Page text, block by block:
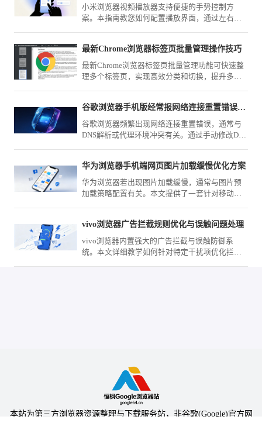
小米浏览器视频播放器支持便捷的手势控制方
案。本指南教您如何配置播放界面，通过左右滑
果。
最新Chrome浏览器标签页批量管理操作技巧
最新Chrome浏览器标签页批量管理功能可快速整
理多个标签页，实现高效分类和切换，提升多任
谷歌浏览器手机版经常报网络连接重置错误到底怎么改机
谷歌浏览器频繁出现网络连接重置错误，通常与
DNS解析或代理环境冲突有关。通过手动修改DNS
华为浏览器手机端网页图片加载缓慢优化方案
华为浏览器若出现图片加载缓慢，通常与图片预
加载策略配置有关。本文提供了一套针对移动网
vivo浏览器广告拦截规则优化与误触问题处理
vivo浏览器内置强大的广告拦截与误触防御系
统。本文详细教学如何针对特定干扰项优化拦截
本站为第三方浏览器资源整理与下载服务站，非谷歌(Google)官方网